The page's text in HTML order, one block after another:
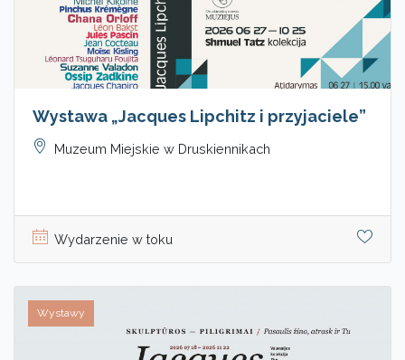
Wystawa „Jacques Lipchitz i przyjaciele”
Muzeum Miejskie w Druskiennikach
Wydarzenie w toku
Wystawy